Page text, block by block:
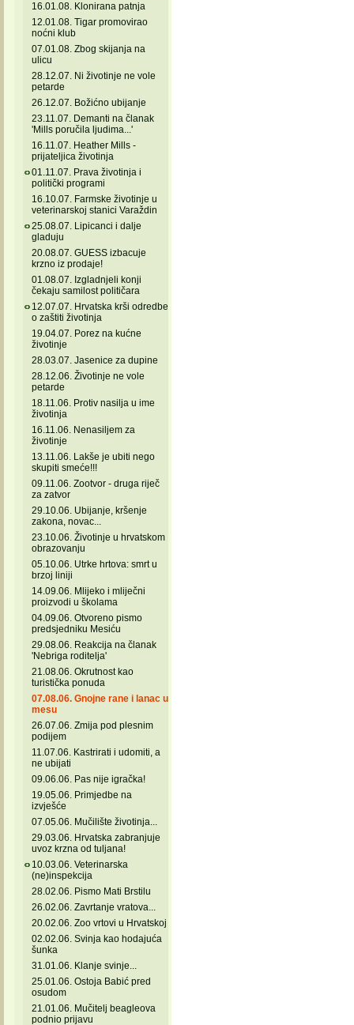
16.01.08. Klonirana patnja
12.01.08. Tigar promovirao
noćni klub
07.01.08. Zbog skijanja na
ulicu
28.12.07. Ni životinje ne vole
petarde
26.12.07. Božićno ubijanje
23.11.07. Demanti na članak
'Mills poručila ljudima...'
16.11.07. Heather Mills -
prijateljica životinja
01.11.07. Prava životinja i
politički programi
16.10.07. Farmske životinje u
veterinarskoj stanici Varaždin
25.08.07. Lipicanci i dalje
gladuju
20.08.07. GUESS izbacuje
krzno iz prodaje!
01.08.07. Izgladnjeli konji
čekaju samilost političara
12.07.07. Hrvatska krši odredbe
o zaštiti životinja
19.04.07. Porez na kućne
životinje
28.03.07. Jasenice za dupine
28.12.06. Životinje ne vole
petarde
18.11.06. Protiv nasilja u ime
životinja
16.11.06. Nenasiljem za
životinje
13.11.06. Lakše je ubiti nego
skupiti smeće!!!
09.11.06. Zootvor - druga riječ
za zatvor
29.10.06. Ubijanje, kršenje
zakona, novac...
23.10.06. Životinje u hrvatskom
obrazovanju
05.10.06. Utrke hrtova: smrt u
brzoj liniji
14.09.06. Mlijeko i mliječni
proizvodi u školama
04.09.06. Otvoreno pismo
predsjedniku Mesiću
29.08.06. Reakcija na članak
'Nebriga roditelja'
21.08.06. Okrutnost kao
turistička ponuda
07.08.06. Gnojne rane i lanac u
mesu
26.07.06. Zmija pod plesnim
podijem
11.07.06. Kastrirati i udomiti, a
ne ubijati
09.06.06. Pas nije igračka!
19.05.06. Primjedbe na
izvješće
07.05.06. Mučilište životinja...
29.03.06. Hrvatska zabranjuje
uvoz krzna od tuljana!
10.03.06. Veterinarska
(ne)inspekcija
28.02.06. Pismo Mati Brstilu
26.02.06. Zavrtanje vratova...
20.02.06. Zoo vrtovi u Hrvatskoj
02.02.06. Svinja kao hodajuća
šunka
31.01.06. Klanje svinje...
25.01.06. Ostoja Babić pred
osudom
21.01.06. Mučitelj beagleova
podnio prijavu